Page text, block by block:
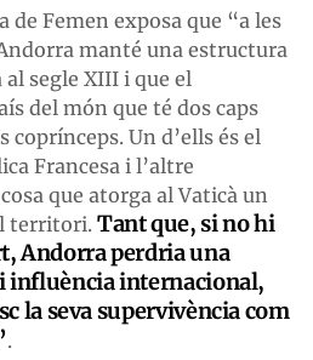
de Femen exposa que “a les
manté una estructura
segle XIII i que el
del món que té dos caps
coprínceps. Un d’ells és el
Francesa i l’altre
que atorga al Vaticà un
territori. Tant que, si no hi
Andorra perdria una
influència internacional,
la seva supervivència com
.